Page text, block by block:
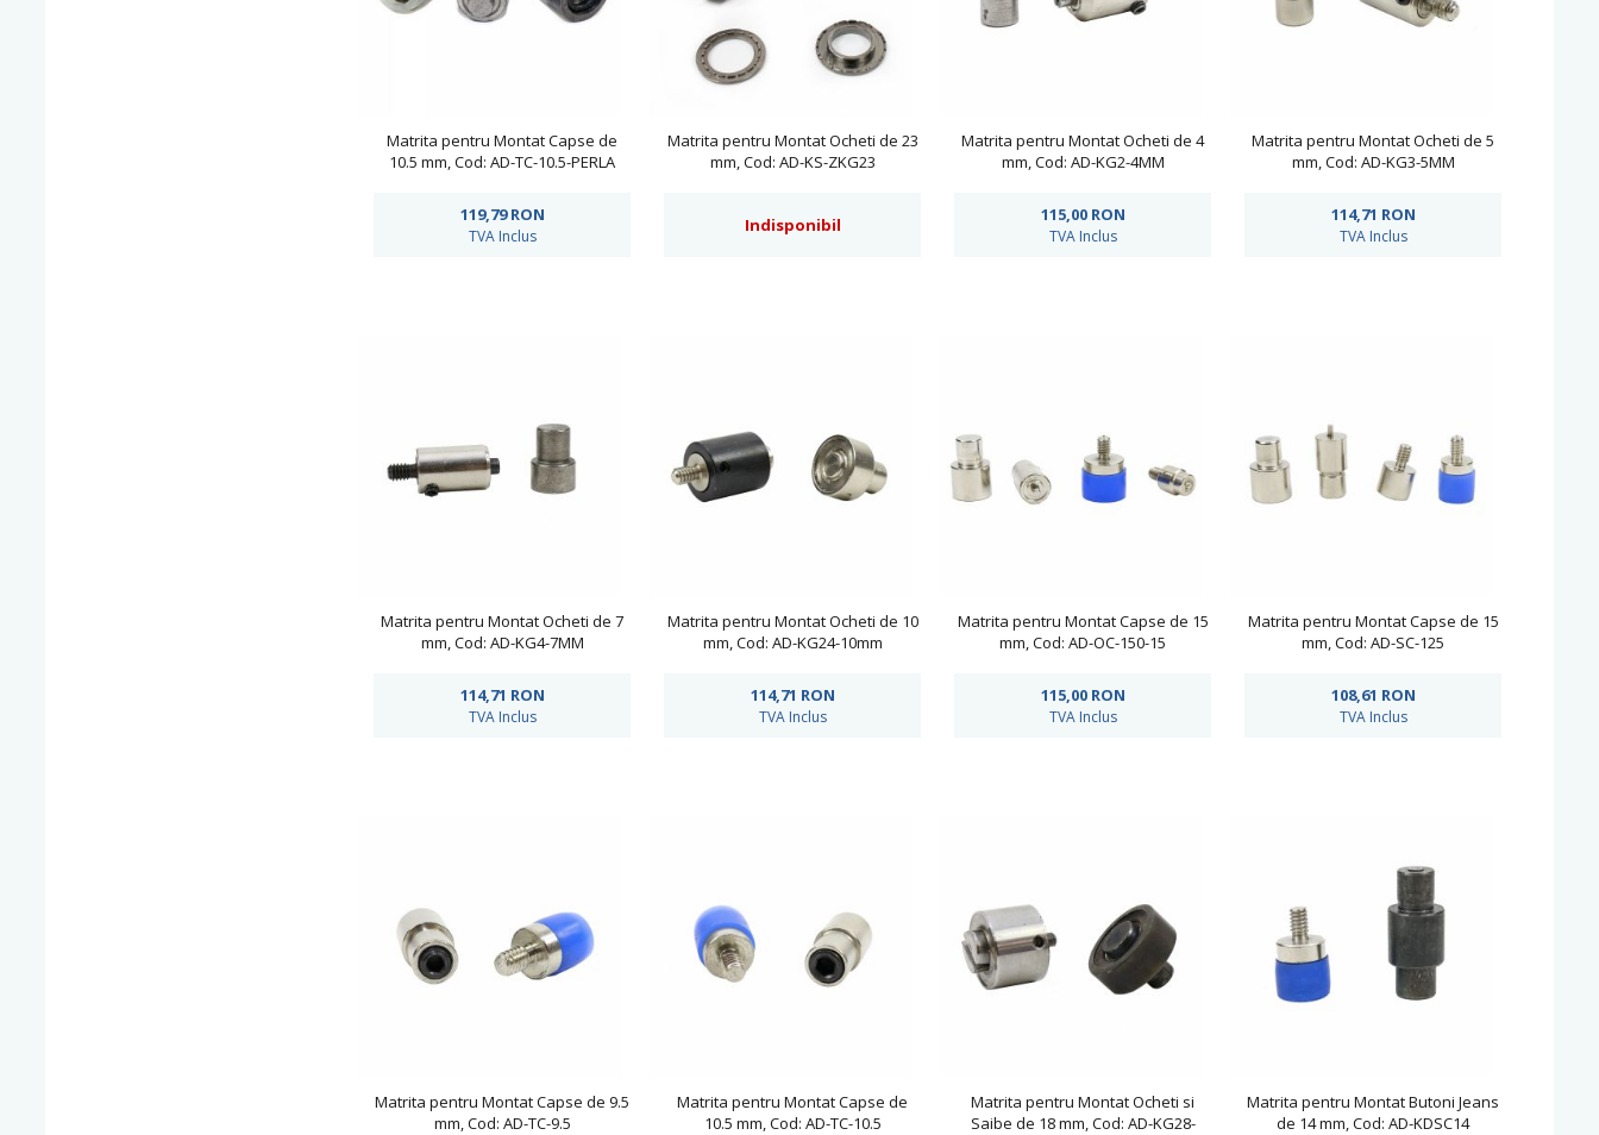
Matrita pentru Montat Capse de
10.5 mm, Cod: AD-TC-10.5-PERLA
119,79RON
TVA Inclus
Matrita pentru Montat Ocheti de 23
mm, Cod: AD-KS-ZKG23
Indisponibil
Matrita pentru Montat Ocheti de 4
mm, Cod: AD-KG2-4MM
115,00 RON
TVA Inclus
Matrita pentru Montat Ocheti de 5
mm, Cod: AD-KG3-5MM
114,71 RON
TVA Inclus
Matrita pentru Montat Ocheti de 7
mm, Cod: AD-KG4-7MM
114,71 RON
TVA Inclus
Matrita pentru Montat Ocheti de 10
mm, Cod: AD-KG24-10mm
114,71 RON
TVA Inclus
Matrita pentru Montat Capse de 15
mm, Cod: AD-OC-150-15
115,00 RON
TVA Inclus
Matrita pentru Montat Capse de 15
mm, Cod: AD-SC-125
108,61 RON
TVA Inclus
Matrita pentru Montat Capse de 9.5
mm, Cod: AD-TC-9.5
Matrita pentru Montat Capse de
10.5 mm, Cod: AD-TC-10.5
Matrita pentru Montat Ocheti si
Saibe de 18 mm, Cod: AD-KG28-
Matrita pentru Montat Butoni Jeans
de 14 mm, Cod: AD-KDSC14